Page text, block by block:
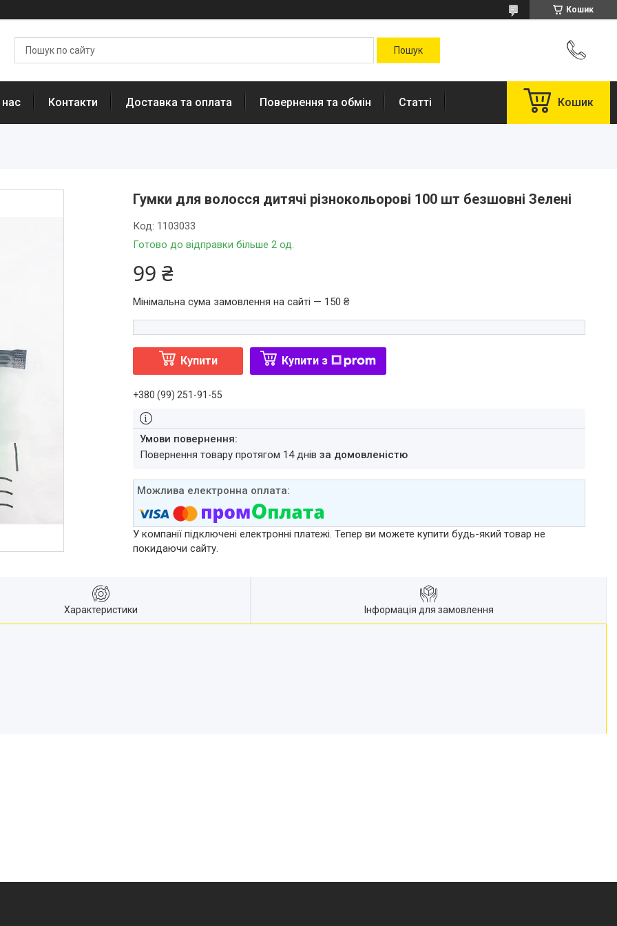
Кошик
Контакти Доставка та оплата Повернення та обмін Статті Кошик
Гумки для волосся дитячі різнокольорові 100 шт безшовні Зелені
Готово до відправки більше 2 од.
Код: 1103033
99 ₴
Мінімальна сума замовлення на сайті — 150 ₴
Купити Купити з
+380 (99) 251-91-55
повернення товару протягом 14 днівза домовленістю
У компанії підключені електронні платежі. Тепер ви можете купити будь-який товар не
покидаючи сайту.
Характеристики Інформація для замовлення